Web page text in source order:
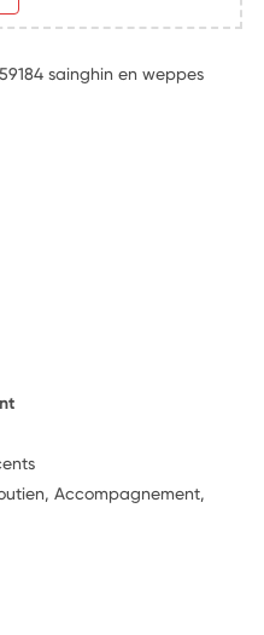
59184 sainghin en weppes
Accompagnement,